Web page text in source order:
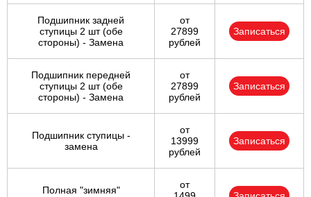
Подшипник задней
ступицы 2 шт (обе
стороны) - Замена
от
27899
рублей
Записаться
Подшипник передней
ступицы 2 шт (обе
стороны) - Замена
от
27899
рублей
Записаться
Подшипник ступицы -
замена
от
13999
рублей
Записаться
Полная "зимняя"
от